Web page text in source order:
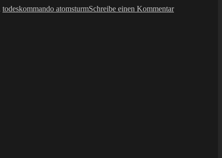
todeskommando atomsturmSchreibe einen KommentarHansa